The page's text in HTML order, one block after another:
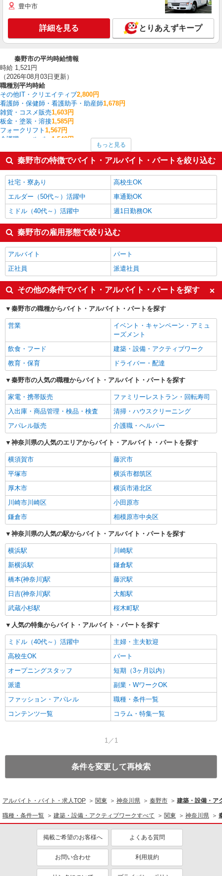
豊中市
詳細を見る とりあえずキープ
秦野市の平均時給情報
時給 1,521円
（2026年08月03日更新）
職種別平均時給
その他IT・クリエイティブ2,800円
看護師・保健師・看護助手・助産師1,678円
雑貨・コスメ販売1,603円
板金・塗装・溶接1,585円
フォークリフト 1,567円
介護職・ヘルパー 1,542円
製造・組立・加工1,514円
家電・携帯販売 1,500円
一般・営業事務1,500円
秦野市の他の職種の平均時給を見る
もっと見る
秦野市の特徴でバイト・アルバイト・パートを絞り込む
社宅・寮あり
高校生OK
エルダー（50代～）活躍中
車通勤OK
ミドル（40代～）活躍中
週1日勤務OK
秦野市の雇用形態で絞り込む
アルバイト
パート
正社員
派遣社員
その他の条件でバイト・アルバイト・パートを探す
秦野市の職種からバイト・アルバイト・パートを探す
営業
イベント・キャンペーン・アミュ
ーズメント
飲食・フード
建築・設備・アクティブワーク
教育・保育
ドライバー・配達
秦野市の人気の職種からバイト・アルバイト・パートを探す
家電・携帯販売
ファミリーレストラン・回転寿司
入出庫・商品管理・検品・検査
清掃・ハウスクリーニング
アパレル販売
介護職・ヘルパー
神奈川県の人気のエリアからバイト・アルバイト・パートを探す
横須賀市
藤沢市
平塚市
横浜市都筑区
厚木市
横浜市港北区
川崎市川崎区
小田原市
鎌倉市
相模原市中央区
神奈川県の人気の駅からバイト・アルバイト・パートを探す
横浜駅
川崎駅
新横浜駅
鎌倉駅
橋本(神奈川)駅
藤沢駅
日吉(神奈川)駅
大船駅
武蔵小杉駅
桜木町駅
人気の特集からバイト・アルバイト・パートを探す
ミドル（40代～）活躍中
主婦・主夫歓迎
高校生OK
パート
オープニングスタッフ
短期（3ヶ月以内）
派遣
副業・WワークOK
ファッション・アパレル
職種・条件一覧
コンテンツ一覧
コラム・特集一覧
1／1
条件を変更して再検索
アルバイト・バイト・求人TOP 関東 神奈川県 秦野市 建築・設備・ア
職種・条件一覧 建築・設備・アクティブワークすべて 関東 神奈川県
掲載ご希望のお客様へ よくある質問
お問い合わせ 利用規約